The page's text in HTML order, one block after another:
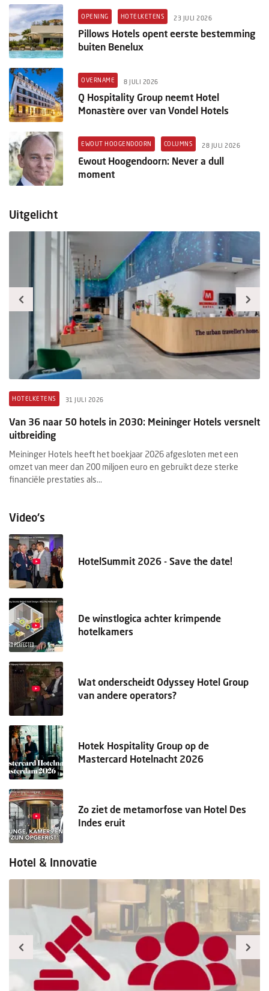
OPENING HOTELKETENS 23 JULI 2026
Pillows Hotels opent eerste bestemming
buiten Benelux
OVERNAME 8 JULI 2026
Q Hospitality Group neemt Hotel
Monastère over van Vondel Hotels
EWOUT HOOGENDOORN COLUMNS 28 JULI 2026
Ewout Hoogendoorn: Never a dull
moment
Uitgelicht
HOTELKETENS 31 JULI 2026
Van 36 naar 50 hotels in 2030: Meininger Hotels versnelt
uitbreiding
Meininger Hotels heeft het boekjaar 2026 afgesloten met een
omzet van meer dan 200 miljoen euro en gebruikt deze sterke
financiële prestaties als...
Video's
HotelSummit 2026 - Save the date!
De winstlogica achter krimpende
hotelkamers
Wat onderscheidt Odyssey Hotel Group
van andere operators?
Hotek Hospitality Group op de
Mastercard Hotelnacht 2026
Zo ziet de metamorfose van Hotel Des
Indes eruit
Hotel & Innovatie